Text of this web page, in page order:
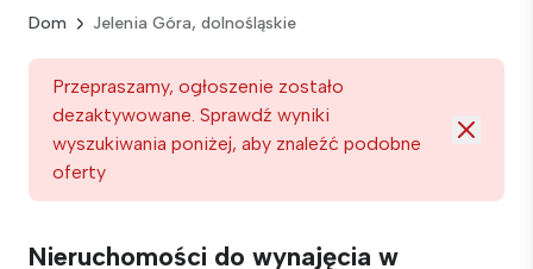
Dom Jelenia Góra, dolnośląskie
Przepraszamy, ogłoszenie zostało
dezaktywowane. Sprawdź wyniki
wyszukiwania poniżej, aby znaleźć podobne
oferty
Nieruchomości do wynajęcia w